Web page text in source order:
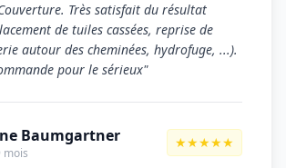
Très satisfait du résultat
de tuiles cassées, reprise de
autour des cheminées, hydrofuge, ...).
pour le sérieux"
Baumgartner
mois
★★★★★